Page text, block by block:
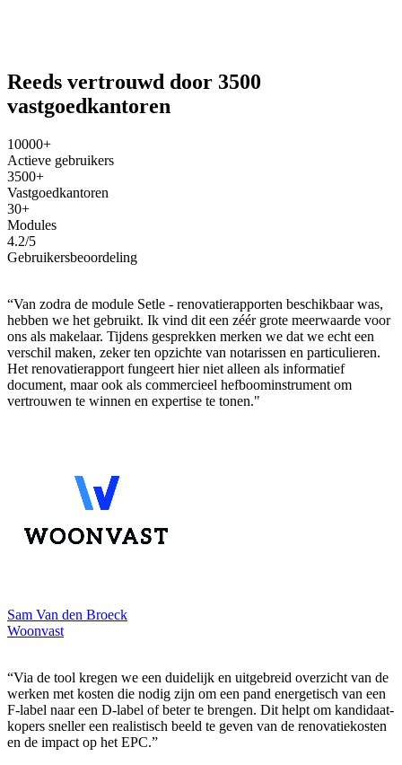
Reeds vertrouwd door 3500
vastgoedkantoren
10000+
Actieve gebruikers
3500+
Vastgoedkantoren
30+
Modules
4.2/5
Gebruikersbeoordeling
“Van zodra de module Setle - renovatierapporten beschikbaar was,
hebben we het gebruikt. Ik vind dit een zéér grote meerwaarde voor
ons als makelaar. Tijdens gesprekken merken we dat we echt een
verschil maken, zeker ten opzichte van notarissen en particulieren.
Het renovatierapport fungeert hier niet alleen als informatief
document, maar ook als commercieel hefboominstrument om
vertrouwen te winnen en expertise te tonen."
Sam Van den Broeck
Woonvast
“Via de tool kregen we een duidelijk en uitgebreid overzicht van de
werken met kosten die nodig zijn om een pand energetisch van een
F-label naar een D-label of beter te brengen. Dit helpt om kandidaat-
kopers sneller een realistisch beeld te geven van de renovatiekosten
en de impact op het EPC.”